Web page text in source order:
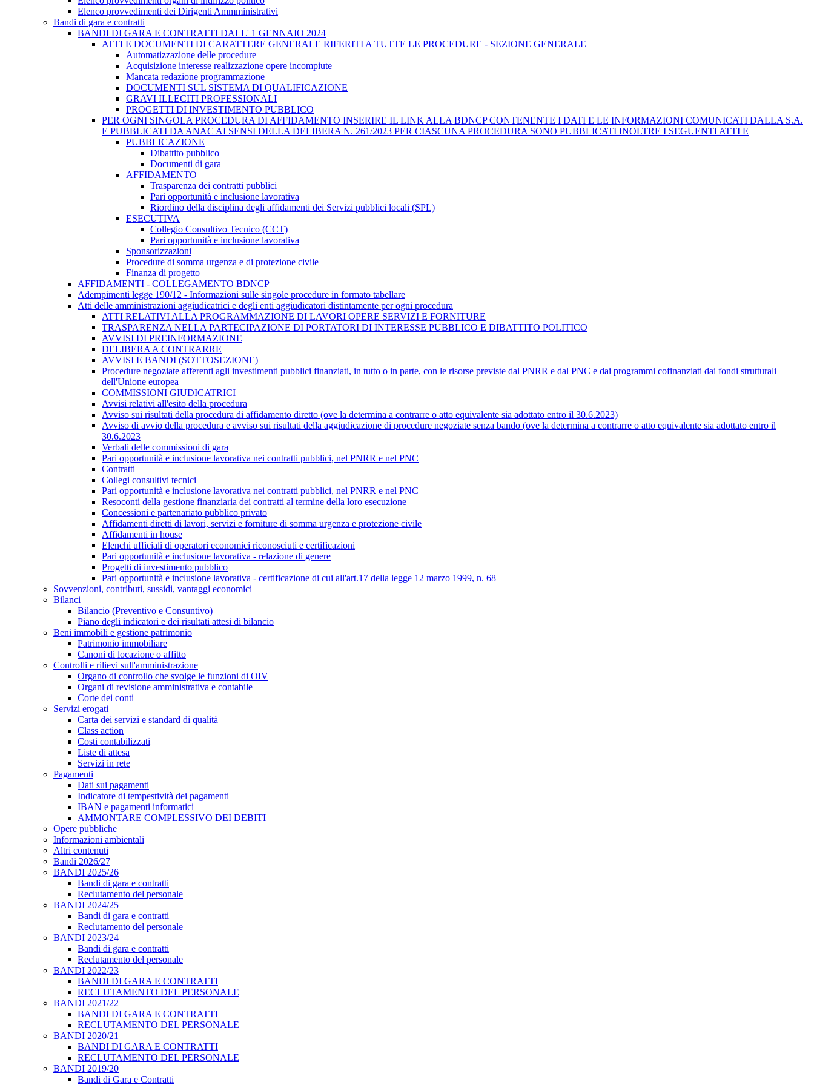
Elenco provvedimenti dei Dirigenti Ammministrativi
Bandi di gara e contratti
BANDI DI GARA E CONTRATTI DALL' 1 GENNAIO 2024
ATTI E DOCUMENTI DI CARATTERE GENERALE RIFERITI A TUTTE LE PROCEDURE - SEZIONE GENERALE
Automatizzazione delle procedure
Acquisizione interesse realizzazione opere incompiute
Mancata redazione programmazione
DOCUMENTI SUL SISTEMA DI QUALIFICAZIONE
GRAVI ILLECITI PROFESSIONALI
PROGETTI DI INVESTIMENTO PUBBLICO
PER OGNI SINGOLA PROCEDURA DI AFFIDAMENTO INSERIRE IL LINK ALLA BDNCP CONTENENTE I DATI E LE INFORMAZIONI COMUNICATI DALLA S.A.
E PUBBLICATI DA ANAC AI SENSI DELLA DELIBERA N. 261/2023 PER CIASCUNA PROCEDURA SONO PUBBLICATI INOLTRE I SEGUENTI ATTI E
PUBBLICAZIONE
Dibattito pubblico
Documenti di gara
AFFIDAMENTO
Trasparenza dei contratti pubblici
Pari opportunità e inclusione lavorativa
Riordino della disciplina degli affidamenti dei Servizi pubblici locali (SPL)
ESECUTIVA
Collegio Consultivo Tecnico (CCT)
Pari opportunità e inclusione lavorativa
Sponsorizzazioni
Procedure di somma urgenza e di protezione civile
Finanza di progetto
AFFIDAMENTI - COLLEGAMENTO BDNCP
Adempimenti legge 190/12 - Informazioni sulle singole procedure in formato tabellare
Atti delle amministrazioni aggiudicatrici e degli enti aggiudicatori distintamente per ogni procedura
ATTI RELATIVI ALLA PROGRAMMAZIONE DI LAVORI OPERE SERVIZI E FORNITURE
TRASPARENZA NELLA PARTECIPAZIONE DI PORTATORI DI INTERESSE PUBBLICO E DIBATTITO POLITICO
AVVISI DI PREINFORMAZIONE
DELIBERA A CONTRARRE
AVVISI E BANDI (SOTTOSEZIONE)
Procedure negoziate afferenti agli investimenti pubblici finanziati, in tutto o in parte, con le risorse previste dal PNRR e dal PNC e dai programmi cofinanziati dai fondi strutturali
dell'Unione europea
COMMISSIONI GIUDICATRICI
Avvisi relativi all'esito della procedura
Avviso sui risultati della procedura di affidamento diretto (ove la determina a contrarre o atto equivalente sia adottato entro il 30.6.2023)
Avviso di avvio della procedura e avviso sui risultati della aggiudicazione di procedure negoziate senza bando (ove la determina a contrarre o atto equivalente sia adottato entro il
30.6.2023
Verbali delle commissioni di gara
Pari opportunità e inclusione lavorativa nei contratti pubblici, nel PNRR e nel PNC
Contratti
Collegi consultivi tecnici
Pari opportunità e inclusione lavorativa nei contratti pubblici, nel PNRR e nel PNC
Resoconti della gestione finanziaria dei contratti al termine della loro esecuzione
Concessioni e partenariato pubblico privato
Affidamenti diretti di lavori, servizi e forniture di somma urgenza e protezione civile
Affidamenti in house
Elenchi ufficiali di operatori economici riconosciuti e certificazioni
Pari opportunità e inclusione lavorativa - relazione di genere
Progetti di investimento pubblico
Pari opportunità e inclusione lavorativa - certificazione di cui all'art.17 della legge 12 marzo 1999, n. 68
Sovvenzioni, contributi, sussidi, vantaggi economici
Bilanci
Bilancio (Preventivo e Consuntivo)
Piano degli indicatori e dei risultati attesi di bilancio
Beni immobili e gestione patrimonio
Patrimonio immobiliare
Canoni di locazione o affitto
Controlli e rilievi sull'amministrazione
Organo di controllo che svolge le funzioni di OIV
Organi di revisione amministrativa e contabile
Corte dei conti
Servizi erogati
Carta dei servizi e standard di qualità
Class action
Costi contabilizzati
Liste di attesa
Servizi in rete
Pagamenti
Dati sui pagamenti
Indicatore di tempestività dei pagamenti
IBAN e pagamenti informatici
AMMONTARE COMPLESSIVO DEI DEBITI
Opere pubbliche
Informazioni ambientali
Altri contenuti
Bandi 2026/27
BANDI 2025/26
Bandi di gara e contratti
Reclutamento del personale
BANDI 2024/25
Bandi di gara e contratti
Reclutamento del personale
BANDI 2023/24
Bandi di gara e contratti
Reclutamento del personale
BANDI 2022/23
BANDI DI GARA E CONTRATTI
RECLUTAMENTO DEL PERSONALE
BANDI 2021/22
BANDI DI GARA E CONTRATTI
RECLUTAMENTO DEL PERSONALE
BANDI 2020/21
BANDI DI GARA E CONTRATTI
RECLUTAMENTO DEL PERSONALE
BANDI 2019/20
Bandi di Gara e Contratti